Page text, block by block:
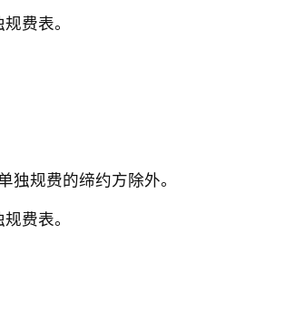
费表。
规费的缔约方除外。
费表。